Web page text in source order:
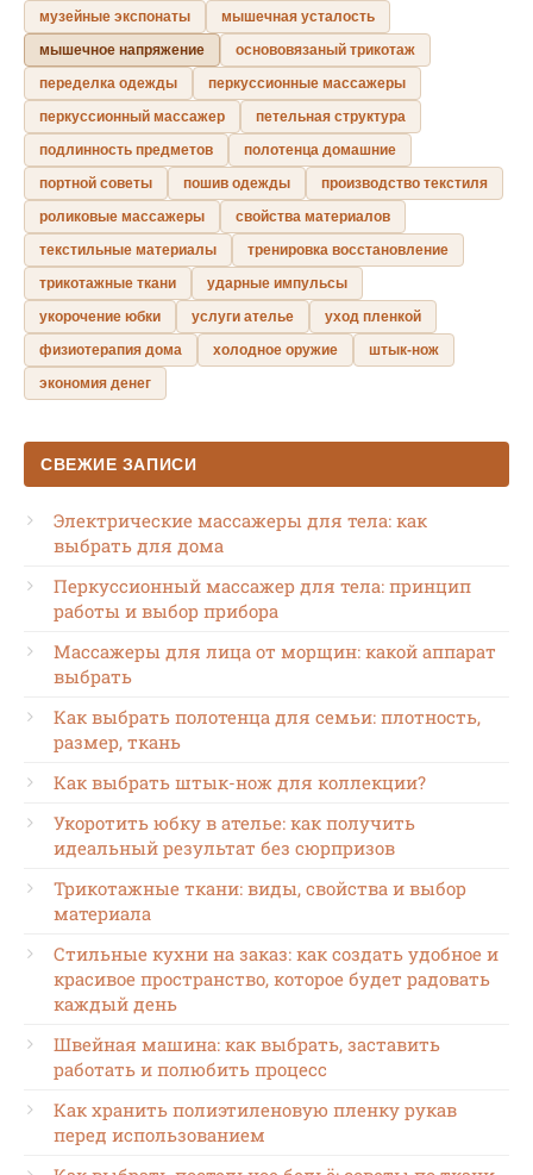
музейные экспонаты
мышечная усталость
мышечное напряжение
основовязаный трикотаж
переделка одежды
перкуссионные массажеры
перкуссионный массажер
петельная структура
подлинность предметов
полотенца домашние
портной советы
пошив одежды
производство текстиля
роликовые массажеры
свойства материалов
текстильные материалы
тренировка восстановление
трикотажные ткани
ударные импульсы
укорочение юбки
услуги ателье
уход пленкой
физиотерапия дома
холодное оружие
штык-нож
экономия денег
СВЕЖИЕ ЗАПИСИ
Электрические массажеры для тела: как
выбрать для дома
Перкуссионный массажер для тела: принцип
работы и выбор прибора
Массажеры для лица от морщин: какой аппарат
выбрать
Как выбрать полотенца для семьи: плотность,
размер, ткань
Как выбрать штык-нож для коллекции?
Укоротить юбку в ателье: как получить
идеальный результат без сюрпризов
Трикотажные ткани: виды, свойства и выбор
материала
Стильные кухни на заказ: как создать удобное и
красивое пространство, которое будет радовать
каждый день
Швейная машина: как выбрать, заставить
работать и полюбить процесс
Как хранить полиэтиленовую пленку рукав
перед использованием